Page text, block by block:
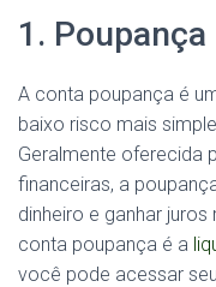
1. Poupança
A conta poupança é
baixo risco mais
Geralmente oferecida
financeiras, a
dinheiro e ganhar
conta poupança é a
você pode acessar